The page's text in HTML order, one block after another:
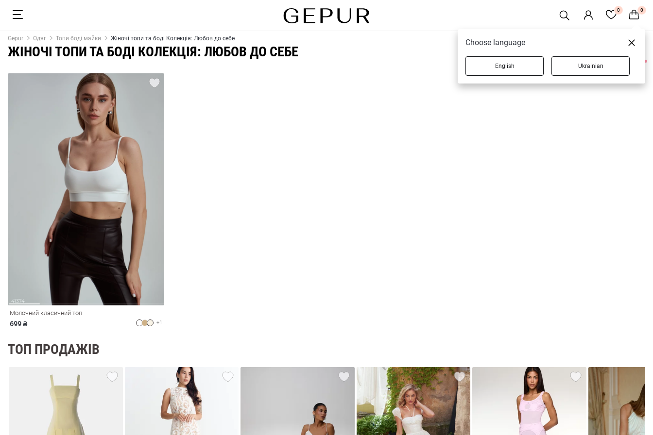
0 0
На
Gepur Одяг Топи боді майки Жіночі топи та боді Колекція: Любов до себе
ЖІНОЧІ ТОПИ ТА БОДІ КОЛЕКЦІЯ: ЛЮБОВ ДО СЕБЕ
1 товарів
Молочний класичний топ
699 ₴ +1
ТОП ПРОДАЖІВ
Choose language
English Ukrainian